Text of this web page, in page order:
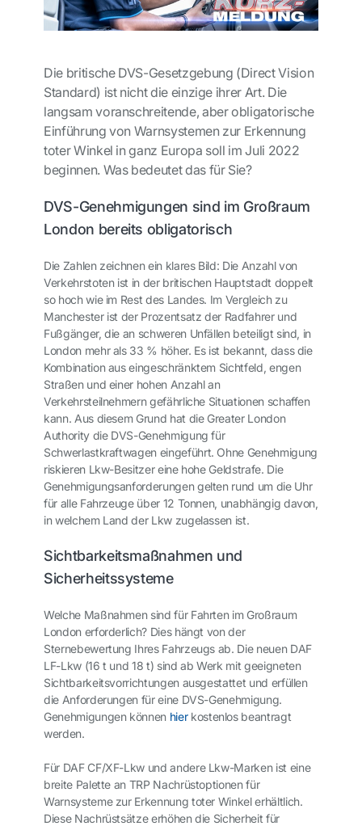
Die britische DVS-Gesetzgebung (Direct Vision
Standard) ist nicht die einzige ihrer Art. Die
langsam voranschreitende, aber obligatorische
Einführung von Warnsystemen zur Erkennung
toter Winkel in ganz Europa soll im Juli 2022
beginnen. Was bedeutet das für Sie?
DVS-Genehmigungen sind im Großraum
London bereits obligatorisch
Die Zahlen zeichnen ein klares Bild: Die Anzahl von
Verkehrstoten ist in der britischen Hauptstadt doppelt
so hoch wie im Rest des Landes. Im Vergleich zu
Manchester ist der Prozentsatz der Radfahrer und
Fußgänger, die an schweren Unfällen beteiligt sind, in
London mehr als 33 % höher. Es ist bekannt, dass die
Kombination aus eingeschränktem Sichtfeld, engen
Straßen und einer hohen Anzahl an
Verkehrsteilnehmern gefährliche Situationen schaffen
kann. Aus diesem Grund hat die Greater London
Authority die DVS-Genehmigung für
Schwerlastkraftwagen eingeführt. Ohne Genehmigung
riskieren Lkw-Besitzer eine hohe Geldstrafe. Die
Genehmigungsanforderungen gelten rund um die Uhr
für alle Fahrzeuge über 12 Tonnen, unabhängig davon,
in welchem Land der Lkw zugelassen ist.
Sichtbarkeitsmaßnahmen und
Sicherheitssysteme
Welche Maßnahmen sind für Fahrten im Großraum
London erforderlich? Dies hängt von der
Sternebewertung Ihres Fahrzeugs ab. Die neuen DAF
LF-Lkw (16 t und 18 t) sind ab Werk mit geeigneten
Sichtbarkeitsvorrichtungen ausgestattet und erfüllen
die Anforderungen für eine DVS-Genehmigung.
Genehmigungen können hierkostenlos beantragt
werden.
Für DAF CF/XF-Lkw und andere Lkw-Marken ist eine
breite Palette an TRP Nachrüstoptionen für
Warnsysteme zur Erkennung toter Winkel erhältlich.
Diese Nachrüstsätze erhöhen die Sicherheit für